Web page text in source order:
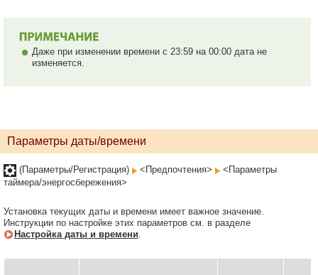
Даже при изменении времени с 23:59 на 00:00 дата не
изменяется.
Параметры даты/времени
(Параметры/Регистрация) <Предпочтения>
<Параметры
таймера/энергосбережения>
Установка текущих даты и времени имеет важное значение.
Инструкции по настройке этих параметров см. в разделе
Настройка даты и времени.